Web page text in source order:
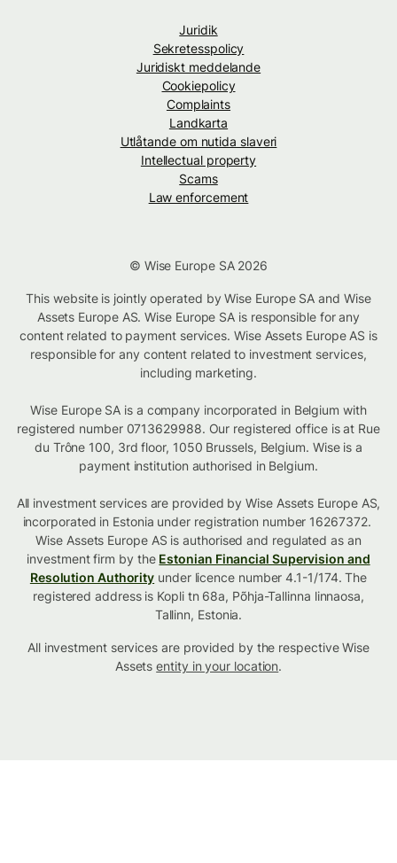
Juridik
Sekretesspolicy
Juridiskt meddelande
Cookiepolicy
Complaints
Landkarta
Utlåtande om nutida slaveri
Intellectual property
Scams
Law enforcement
© Wise Europe SA 2026
This website is jointly operated by Wise Europe SA and Wise
Assets Europe AS. Wise Europe SA is responsible for any
content related to payment services. Wise Assets Europe AS is
responsible for any content related to investment services,
including marketing.
Wise Europe SA is a company incorporated in Belgium with
registered number 0713629988. Our registered office is at Rue
du Trône 100, 3rd floor, 1050 Brussels, Belgium. Wise is a
payment institution authorised in Belgium.
All investment services are provided by Wise Assets Europe AS,
incorporated in Estonia under registration number 16267372.
Wise Assets Europe AS is authorised and regulated as an
investment firm by the Estonian Financial Supervision and
Resolution Authority under licence number 4.1-1/174. The
registered address is Kopli tn 68a, Põhja-Tallinna linnaosa,
Tallinn, Estonia.
All investment services are provided by the respective Wise
Assetsentity in your location.